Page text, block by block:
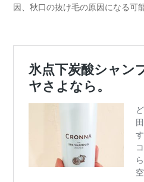
因、秋口の抜け毛の原因になる可